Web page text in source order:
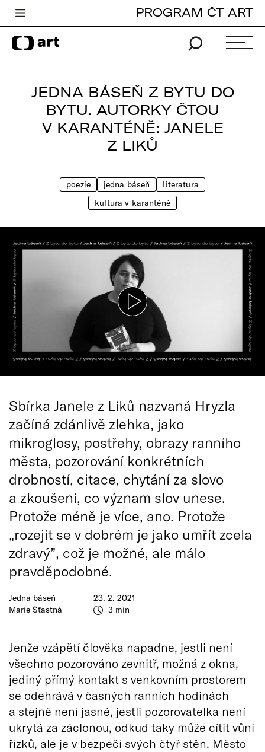
Česká televize
Zpravodajství
TV program
PROGRAM ČT ART
JEDNA BÁSEŇ Z BYTU DO
BYTU. AUTORKY ČTOU
V KARANTÉNĚ: JANELE
Z LIKŮ
poezie jedna báseň
literatura
kultura v karanténě
Jedna báseň
Marie Šťastná
23. 2. 2021
3 min
Sbírka Janele z Liků nazvaná Hryzla
začíná zdánlivě zlehka, jako
mikroglosy, postřehy, obrazy ranního
města, pozorování konkrétních
drobností, citace, chytání za slovo
a zkoušení, co význam slov unese.
Protože méně je více, ano. Protože
„rozejít se v dobrém je jako umřít zcela
zdravý”, což je možné, ale málo
pravděpodobné.
Jenže vzápětí člověka napadne, jestli není
všechno pozorováno zevnitř, možná z okna,
jediný přímý kontakt s venkovním prostorem
se odehrává v časných ranních hodinách
a stejně není jasné, jestli pozorovatelka není
ukrytá za záclonou, odkud taky může cítit vůni
řízků, ale je v bezpečí svých čtyř stěn. Město